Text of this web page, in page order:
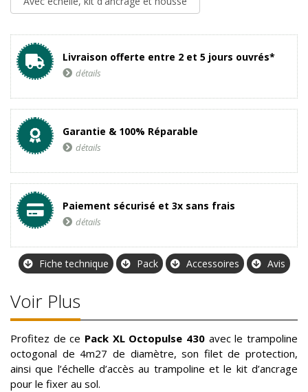
Livraison offerte entre 2 et 5 jours ouvrés*
détails
Garantie & 100% Réparable
détails
Paiement sécurisé et 3x sans frais
détails
Fiche technique Pack Accessoires Avis
Voir Plus
Profitez de ce Pack XL Octopulse 430 avec le trampoline
octogonal de 4m27 de diamètre, son filet de protection,
ainsi que l’échelle d’accès au trampoline et le kit d’ancrage
pour le fixer au sol.